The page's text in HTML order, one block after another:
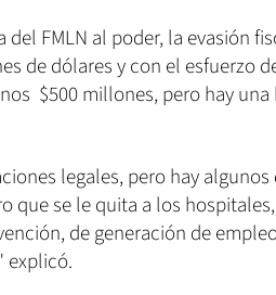
FMLN al poder, la evasión
de dólares y con el esfuerzo
$500 millones, pero hay
legales, pero hay algunos
que se le quita a los hospitales,
de generación de
explicó.